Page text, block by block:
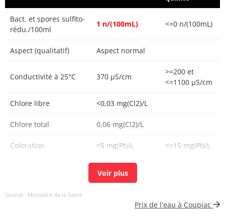
Bact. et spores sulfito-
rédu./100ml
1 n/(100mL) <=0 n/(100mL)
Aspect (qualitatif) Aspect normal
Conductivité à 25°C 370 µS/cm
>=200 et
<=1100 µS/cm
Chlore libre <0,03 mg(Cl2)/L
Chlore total 0,06 mg(Cl2)/L
Coloration <5 mg(Pt)/L <=15 mg(Pt)/L
changement
Source : Ministère de la Santé
Prix de l'eau à Coupiac